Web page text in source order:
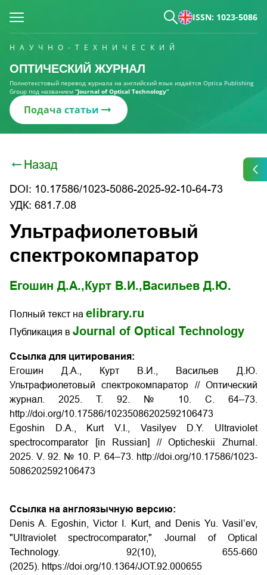
ISSN: 1023-5086
НАУЧНО-ТЕХНИЧЕСКИЙ
ОПТИЧЕСКИЙ ЖУРНАЛ
Полнотекстовый перевод журнала на английский язык издаётся Optica Publishing
Group под названием “Journal of Optical Technology“
Подача статьи
Назад
DOI: 10.17586/1023-5086-2025-92-10-64-73
УДК: 681.7.08
Ультрафиолетовый
спектрокомпаратор
Егошин Д.А., Курт В.И., Васильев Д.Ю.
Полный текст на elibrary.ru
Публикация в Journal of Optical Technology
Ссылка для цитирования:
Егошин Д.А., Курт В.И., Васильев Д.Ю.
Ультрафиолетовый спектрокомпаратор // Оптический
журнал. 2025. Т. 92. № 10. С. 64–73.
http://doi.org/10.17586/1023­5086­2025­92­10­64­73
Egoshin D.A., Kurt V.I., Vasilyev D.Y. Ultraviolet
spectrocomparator [in Russian] // Opticheskii Zhurnal.
2025. V. 92. № 10. P. 64–73.
http://doi.org/10.17586/1023­
5086­2025­92­10­64­73
Ссылка на англоязычную версию:
Denis A. Egoshin, Victor I. Kurt, and Denis Yu. Vasil’ev,
"Ultraviolet spectrocomparator," Journal of Optical
Technology. 92(10), 655-660
(2025). https://doi.org/10.1364/JOT.92.000655